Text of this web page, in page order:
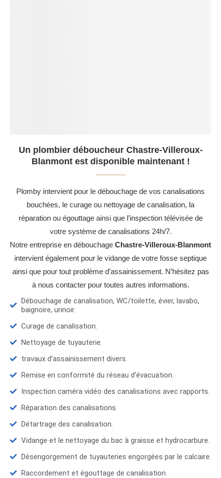
Un plombier déboucheur Chastre-Villeroux-
Blanmont est disponible maintenant !
Plomby intervient pour le débouchage de vos canalisations
bouchées, le curage ou nettoyage de canalisation, la
réparation ou égouttage ainsi que l’inspection télévisée de
votre système de canalisations 24h/7.
Notre entreprise en débouchage Chastre-Villeroux-Blanmont
intervient également pour le vidange de votre fosse septique
ainsi que pour tout problème d’assainissement. N’hésitez pas
à nous contacter pour toutes autres informations.
Débouchage de canalisation, WC/toilette, évier, lavabo,
baignoire, urinoir.
Curage de canalisation.
Nettoyage de tuyauterie.
travaux d’assainissement divers.
Remise en conformité du réseau d'évacuation.
Inspection caméra vidéo des canalisations avec rapports.
Réparation des canalisations.
Détartrage des canalisation.
Vidange et le nettoyage du bac à graisse et hydrocarbure.
Désengorgement de tuyauteries engorgées par le calcaire.
Raccordement et égouttage de canalisation.